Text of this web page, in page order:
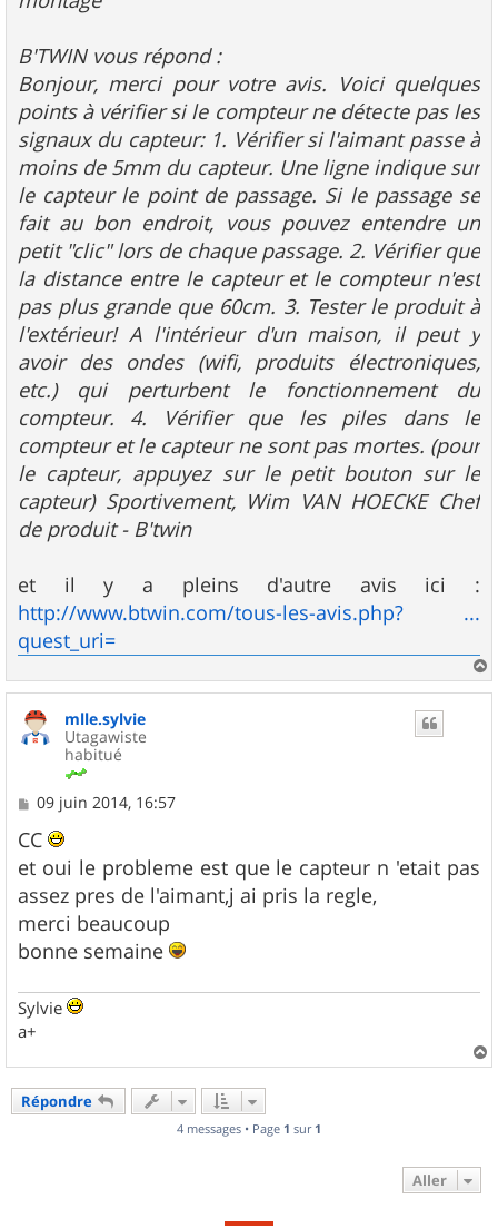
B'TWIN vous répond :
Bonjour, merci pour votre avis. Voici quelques
points à vérifier si le compteur ne détecte pas les
signaux du capteur: 1. Vérifier si l'aimant passe à
moins de 5mm du capteur. Une ligne indique sur
le capteur le point de passage. Si le passage se
fait au bon endroit, vous pouvez entendre un
petit "clic" lors de chaque passage. 2. Vérifier que
la distance entre le capteur et le compteur n'est
pas plus grande que 60cm. 3. Tester le produit à
l'extérieur! A l'intérieur d'un maison, il peut y
avoir des ondes (wifi, produits électroniques,
etc.) qui perturbent le fonctionnement du
compteur. 4. Vérifier que les piles dans le
compteur et le capteur ne sont pas mortes. (pour
le capteur, appuyez sur le petit bouton sur le
capteur) Sportivement, Wim VAN HOECKE Chef
de produit - B'twin
et il y a pleins d'autre avis ici :
http://www.btwin.com/tous-les-avis.php? ...
quest_uri=
a
u
mlle.sylvie
Utagawiste
habitué
M
s
s
a
g
e
09 juin 2014, 16:57
CC
et oui le probleme est que le capteur n 'etait pas
assez pres de l'aimant,j ai pris la regle,
merci beaucoup
bonne semaine
Sylvie
a+
a
Répondre
4 messages • Page 1 sur 1
Aller